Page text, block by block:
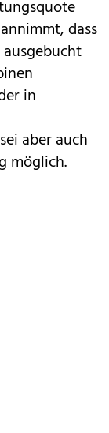
dass
in
aber auch
möglich.